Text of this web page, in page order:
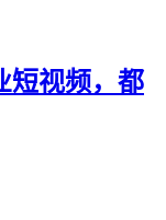
短视频，都